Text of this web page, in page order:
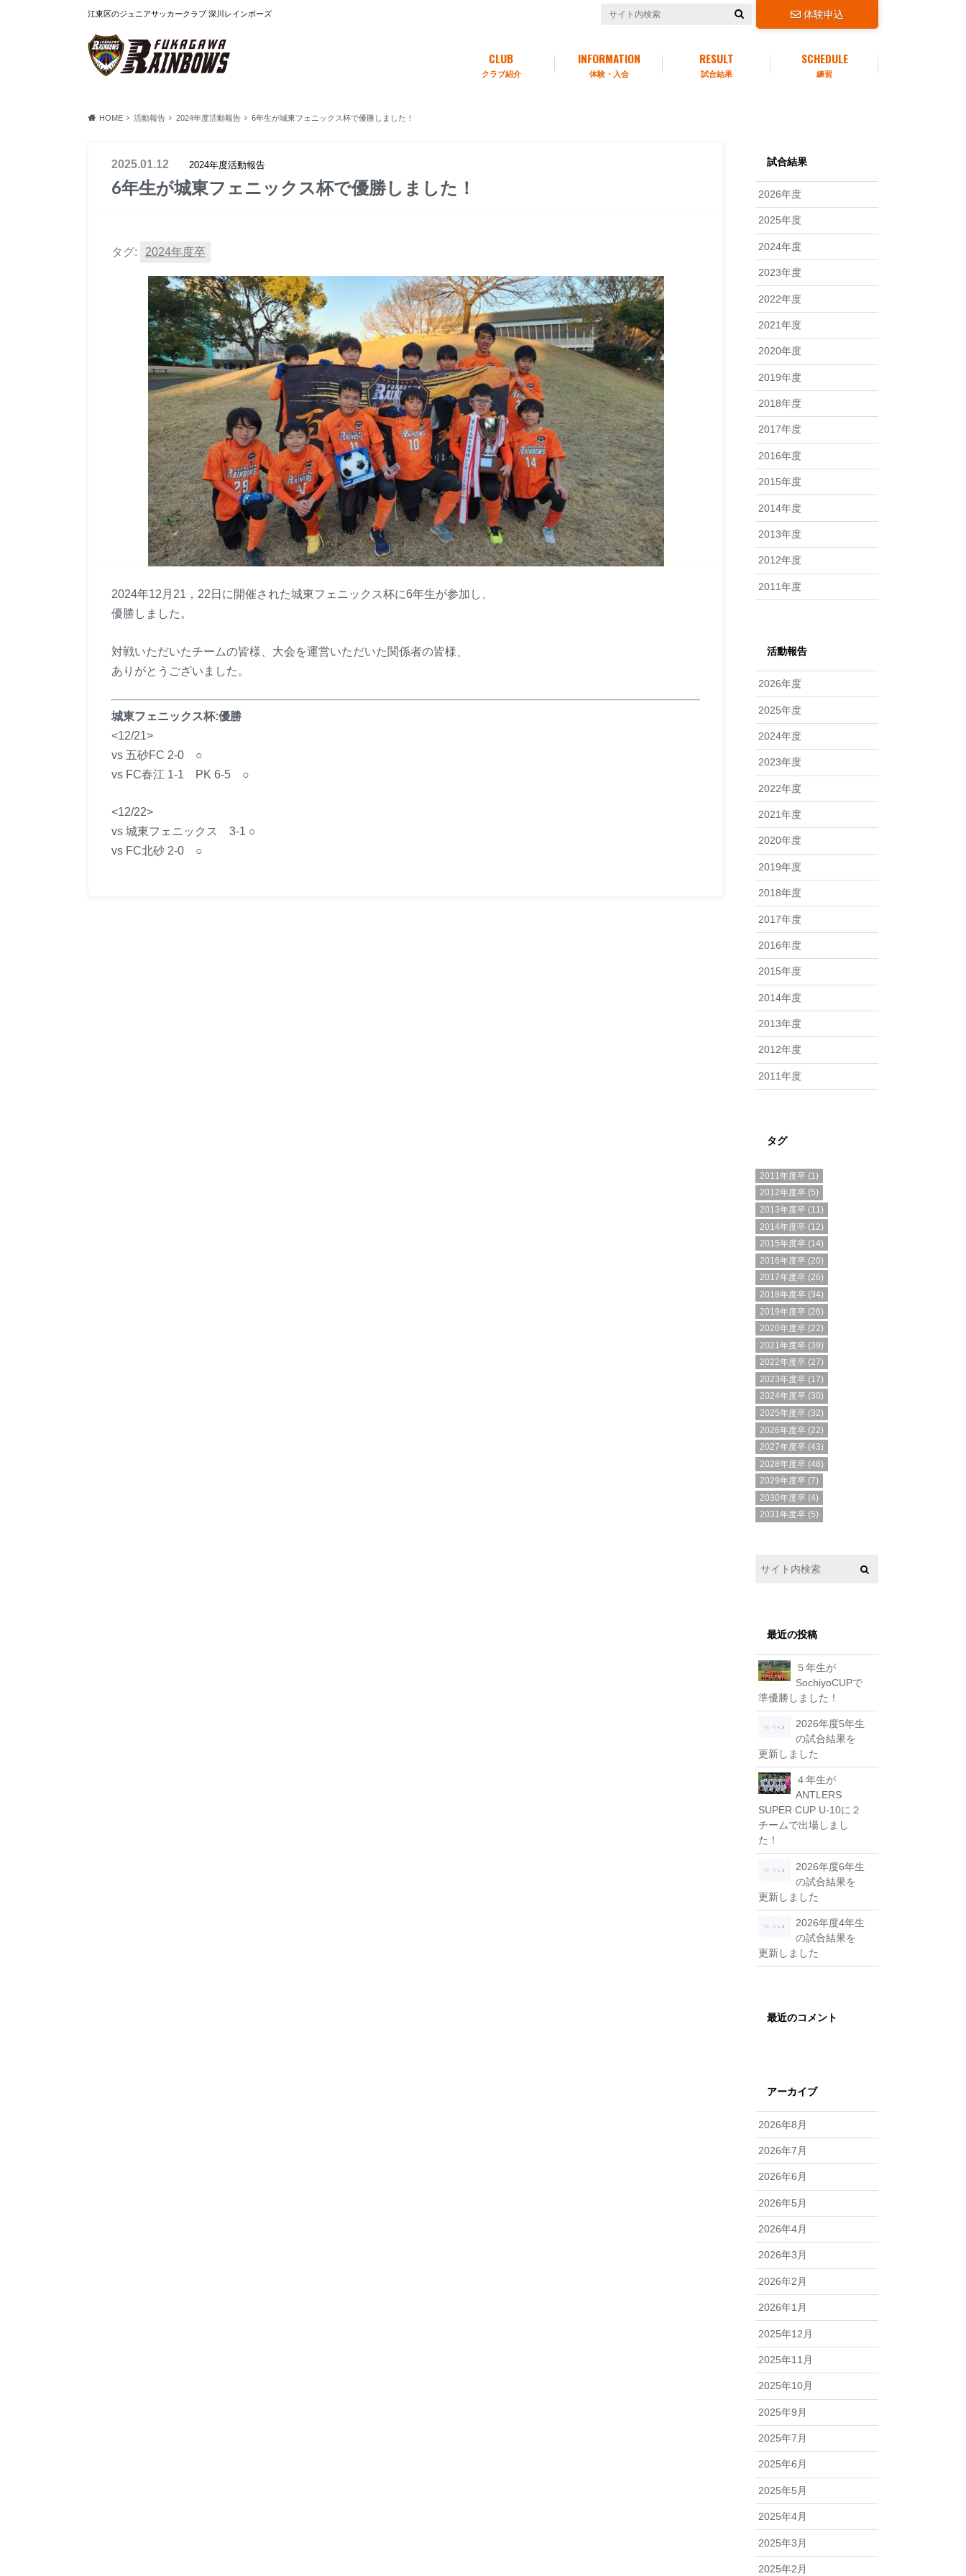
江東区のジュニアサッカークラブ 深川レインボーズ 体験申込
クラブ紹介
CLUB
体験・入会
INFORMATION
試合結果
RESULT
練習
SCHEDULE
HOME 活動報告 2024年度活動報告 6年生が城東フェニックス杯で優勝しました！
2025.01.12 2024年度活動報告
6年生が城東フェニックス杯で優勝しました！
タグ: 2024年度卒
2024年12月21，22日に開催された城東フェニックス杯に6年生が参加し、
優勝しました。
対戦いただいたチームの皆様、大会を運営いただいた関係者の皆様、
ありがとうございました。
城東フェニックス杯:優勝
<12/21>
vs 五砂FC 2-0 ○
vs FC春江 1-1 PK 6-5 ○
<12/22>
vs 城東フェニックス 3-1 ○
vs FC北砂 2-0 ○
試合結果
2026年度
2025年度
2024年度
2023年度
2022年度
2021年度
2020年度
2019年度
2018年度
2017年度
2016年度
2015年度
2014年度
2013年度
2012年度
2011年度
活動報告
2026年度
2025年度
2024年度
2023年度
2022年度
2021年度
2020年度
2019年度
2018年度
2017年度
2016年度
2015年度
2014年度
2013年度
2012年度
2011年度
タグ
2011年度卒 (1)
2012年度卒 (5)
2013年度卒 (11)
2014年度卒 (12)
2015年度卒 (14)
2016年度卒 (20)
2017年度卒 (26)
2018年度卒 (34)
2019年度卒 (26)
2020年度卒 (22)
2021年度卒 (39)
2022年度卒 (27)
2023年度卒 (17)
2024年度卒 (30)
2025年度卒 (32)
2026年度卒 (22)
2027年度卒 (43)
2028年度卒 (48)
2029年度卒 (7)
2030年度卒 (4)
2031年度卒 (5)
最近の投稿
５年生が
SochiyoCUPで
準優勝しました！
2026年度5年生
の試合結果を
更新しました
４年生が
ANTLERS
SUPER CUP U-10に２
チームで出場しまし
た！
2026年度6年生
の試合結果を
更新しました
2026年度4年生
の試合結果を
更新しました
最近のコメント
アーカイブ
2026年8月
2026年7月
2026年6月
2026年5月
2026年4月
2026年3月
2026年2月
2026年1月
2025年12月
2025年11月
2025年10月
2025年9月
2025年7月
2025年6月
2025年5月
2025年4月
2025年3月
2025年2月